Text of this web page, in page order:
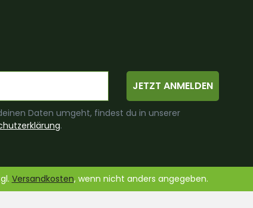
JETZT ANMELDEN
Daten umgeht, findest du in unserer
.
Versandkosten, wenn nicht anders angegeben.